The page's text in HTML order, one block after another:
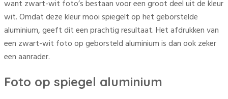
want zwart-wit foto’s bestaan voor een groot deel uit de kleur
wit. Omdat deze kleur mooi spiegelt op het geborstelde
aluminium, geeft dit een prachtig resultaat. Het afdrukken van
een zwart-wit foto op geborsteld aluminium is dan ook zeker
een aanrader.
Foto op spiegel aluminium